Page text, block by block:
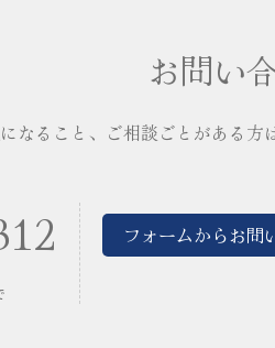
お問い
なること、ご相談ごとがある方
フォームからお問